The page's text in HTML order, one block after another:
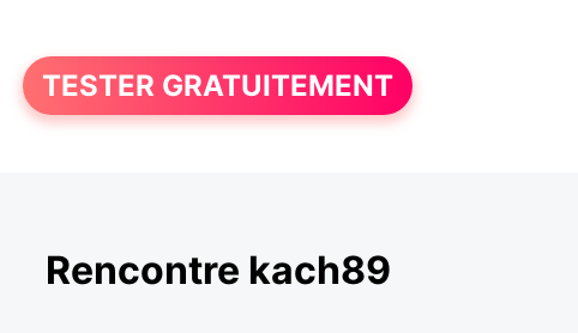
TESTER GRATUITEMENT
Rencontre kach89